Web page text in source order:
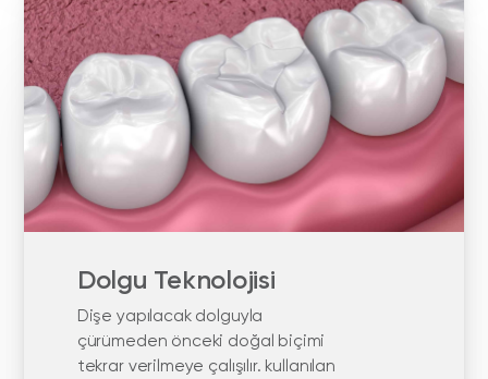
Dolgu Teknolojisi
Dişe yapılacak dolguyla
çürümeden önceki doğal biçimi
tekrar verilmeye çalışılır. kullanılan